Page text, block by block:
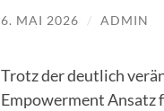
6. MAI 2026 / ADMIN
Trotz der deutlich
Empowerment Ansatz